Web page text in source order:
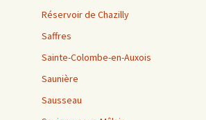
Réservoir de Chazilly
Saffres
Sainte-Colombe-en-Auxois
Saunière
Sausseau